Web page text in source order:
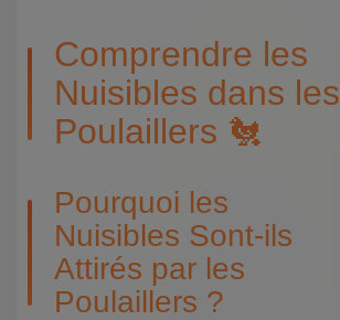
Comprendre les
Nuisibles dans les
Poulaillers 🐔
Pourquoi les
Nuisibles Sont-ils
Attirés par les
Poulaillers ?